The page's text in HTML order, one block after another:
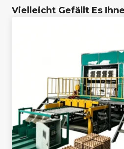
Vielleicht Gefällt Es